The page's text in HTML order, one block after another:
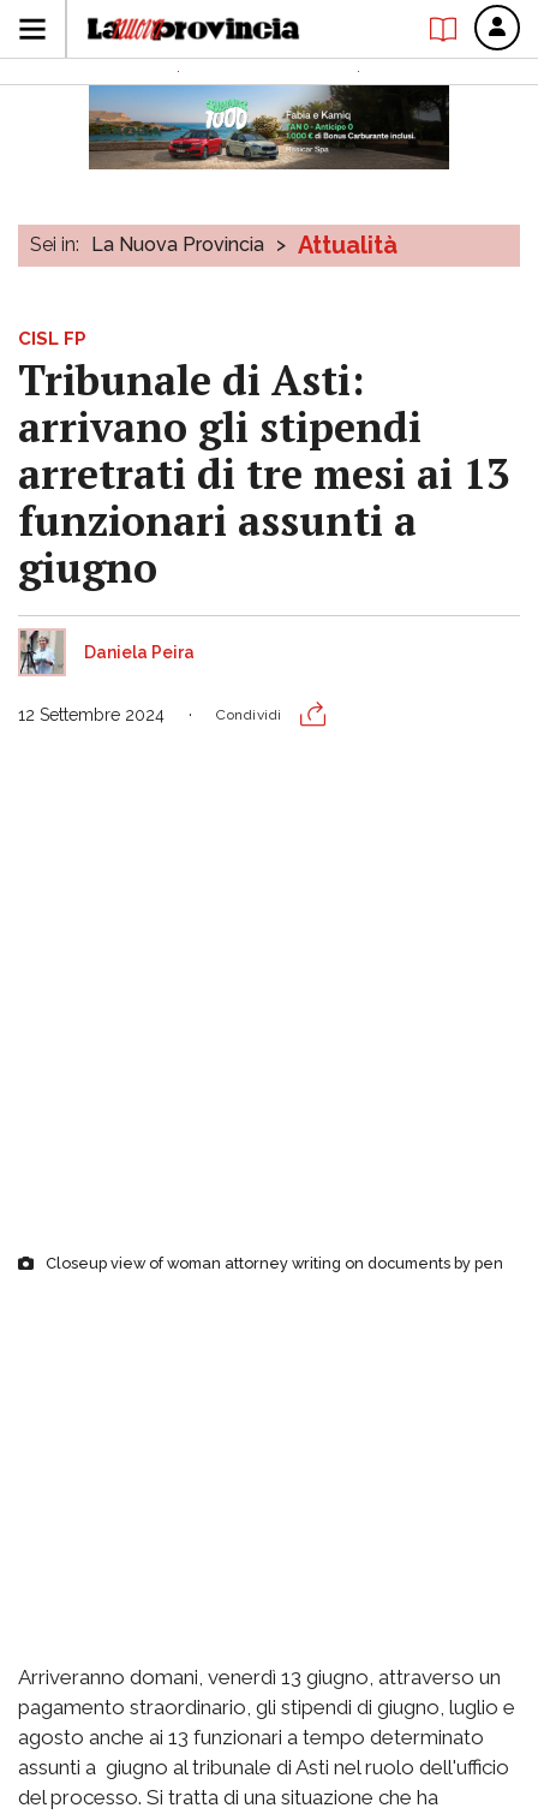
Sei in: La Nuova Provincia > Attualità
CISL FP
Tribunale di Asti:
arrivano gli stipendi
arretrati di tre mesi ai 13
funzionari assunti a
giugno
Daniela Peira
12 Settembre 2024 Condividi
Closeup view of woman attorney writing on documents by pen
Arriveranno domani, venerdì 13 giugno, attraverso un
pagamento straordinario, gli stipendi di giugno, luglio e
agosto anche ai 13 funzionari a tempo determinato
assunti a giugno al tribunale di Asti nel ruolo dell'ufficio
del processo. Si tratta di una situazione che ha